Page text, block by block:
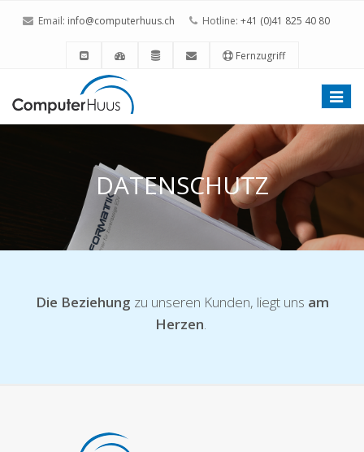
Email: info@computerhuus.ch Hotline: +41 (0)41 825 40 80
Fernzugriff
Toggle
DATENSCHUTZ
Die Beziehung zu unseren Kunden, liegt uns am
Herzen.